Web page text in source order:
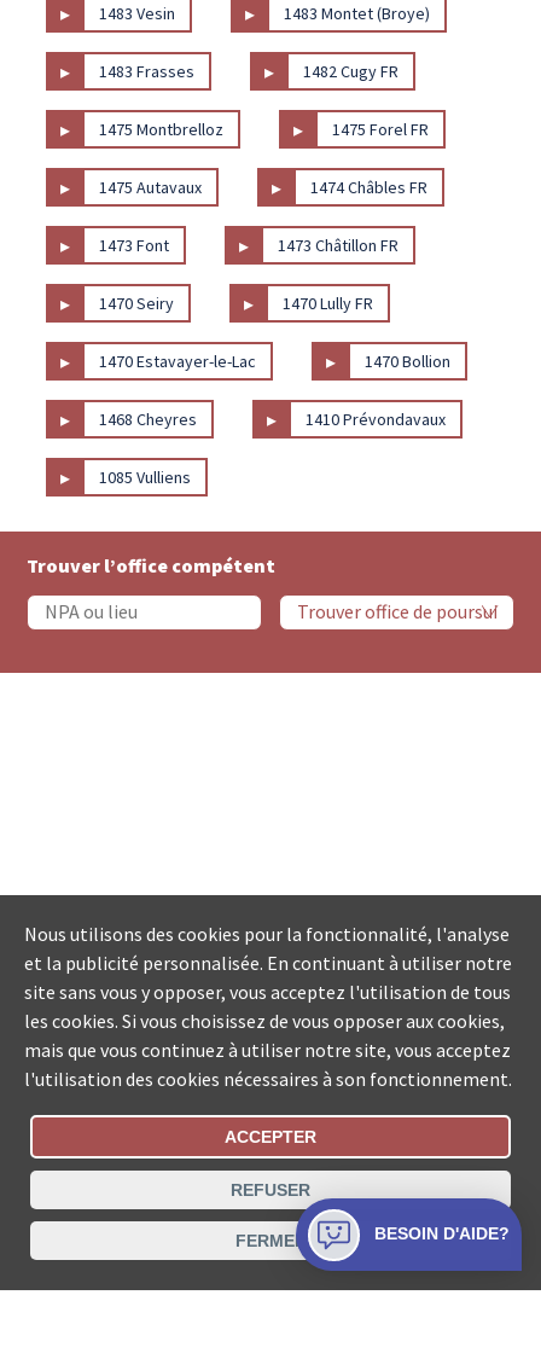
▸ 1483 Vesin ▸ 1483 Montet (Broye)
▸ 1483 Frasses ▸ 1482 Cugy FR
▸ 1475 Montbrelloz ▸ 1475 Forel FR
▸ 1475 Autavaux ▸ 1474 Châbles FR
▸ 1473 Font ▸ 1473 Châtillon FR
▸ 1470 Seiry ▸ 1470 Lully FR
▸ 1470 Estavayer-le-Lac ▸ 1470 Bollion
▸ 1468 Cheyres ▸ 1410 Prévondavaux
▸ 1085 Vulliens
Trouver l’office compétent
Statut De La Commande
Recherche des offices de Suisse
Protection des données Mentions légales
Conditions d’utilisation Contact
Nous utilisons des cookies pour la fonctionnalité, l'analyse
et la publicité personnalisée. En continuant à utiliser notre
site sans vous y opposer, vous acceptez l'utilisation de tous
les cookies. Si vous choisissez de vous opposer aux cookies,
mais que vous continuez à utiliser notre site, vous acceptez
l'utilisation des cookies nécessaires à son fonctionnement.
ACCEPTER
REFUSER
FERMER BESOIN D'AIDE?